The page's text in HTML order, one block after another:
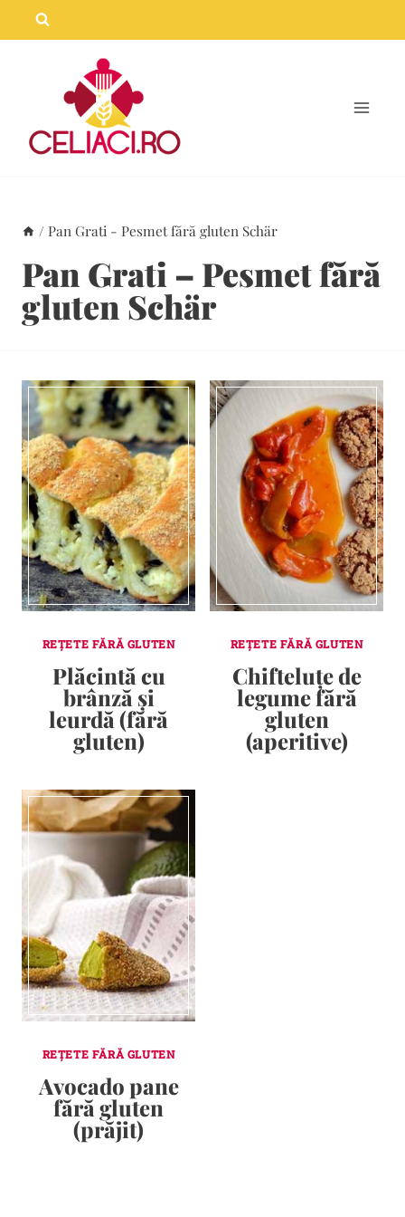
to
/ Pan Grati - Pesmet fără gluten Schär
Pan Grati – Pesmet fără
gluten Schär
REȚETE FĂRĂ GLUTEN
Plăcintă cu
brânză și
leurdă (fără
gluten)
REȚETE FĂRĂ GLUTEN
Chifteluțe de
legume fără
gluten
(aperitive)
REȚETE FĂRĂ GLUTEN
Avocado pane
fără gluten
(prăjit)